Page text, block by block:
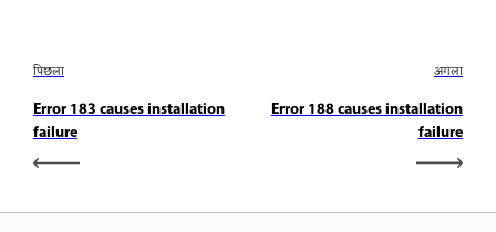
पिछला
Error 183 causes installation
failure
अगला
Error 188 causes installation
failure